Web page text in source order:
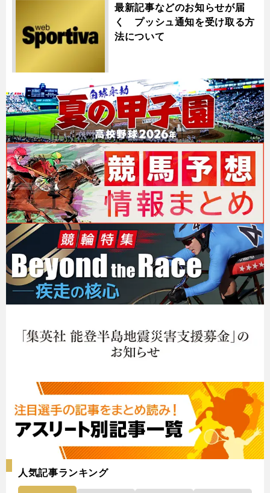
最新記事などのお知らせが届
く プッシュ通知を受け取る方
法について
人気記事ランキング